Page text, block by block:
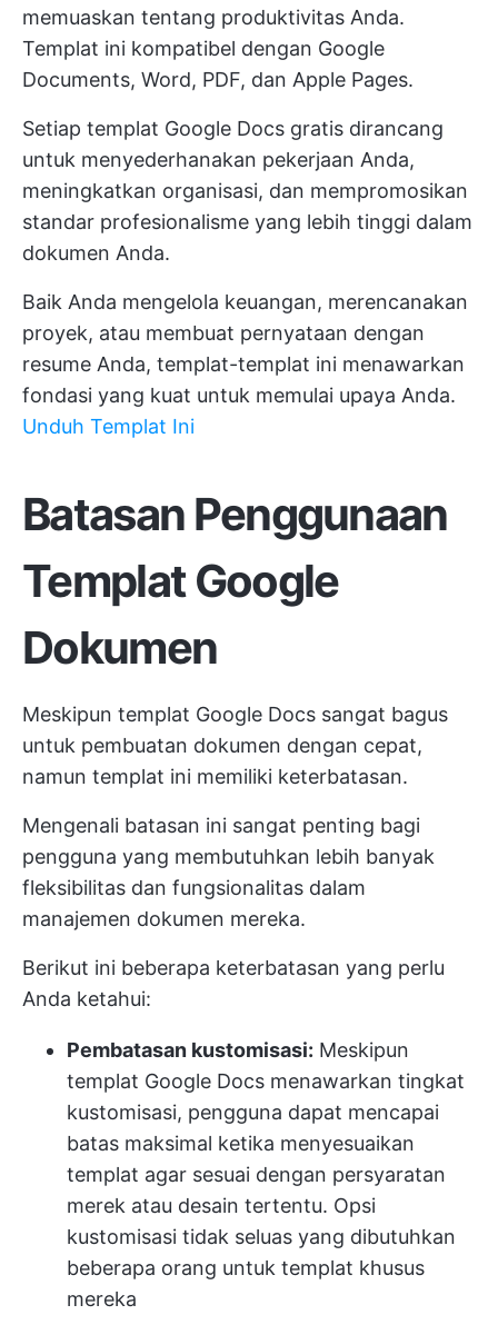
memuaskan tentang produktivitas Anda.
Templat ini kompatibel dengan Google
Documents, Word, PDF, dan Apple Pages.
Setiap templat Google Docs gratis dirancang
untuk menyederhanakan pekerjaan Anda,
meningkatkan organisasi, dan mempromosikan
standar profesionalisme yang lebih tinggi dalam
dokumen Anda.
Baik Anda mengelola keuangan, merencanakan
proyek, atau membuat pernyataan dengan
resume Anda, templat-templat ini menawarkan
fondasi yang kuat untuk memulai upaya Anda.
Unduh Templat Ini
Batasan Penggunaan
Templat Google
Dokumen
Meskipun templat Google Docs sangat bagus
untuk pembuatan dokumen dengan cepat,
namun templat ini memiliki keterbatasan.
Mengenali batasan ini sangat penting bagi
pengguna yang membutuhkan lebih banyak
fleksibilitas dan fungsionalitas dalam
manajemen dokumen mereka.
Berikut ini beberapa keterbatasan yang perlu
Anda ketahui:
Pembatasan kustomisasi: Meskipun
templat Google Docs menawarkan tingkat
kustomisasi, pengguna dapat mencapai
batas maksimal ketika menyesuaikan
templat agar sesuai dengan persyaratan
merek atau desain tertentu. Opsi
kustomisasi tidak seluas yang dibutuhkan
beberapa orang untuk templat khusus
mereka